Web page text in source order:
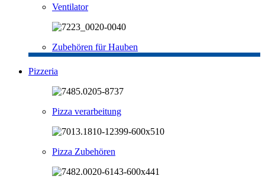
Ventilator
Zubehören für Hauben
Pizzeria
Pizza verarbeitung
Pizza Zubehören